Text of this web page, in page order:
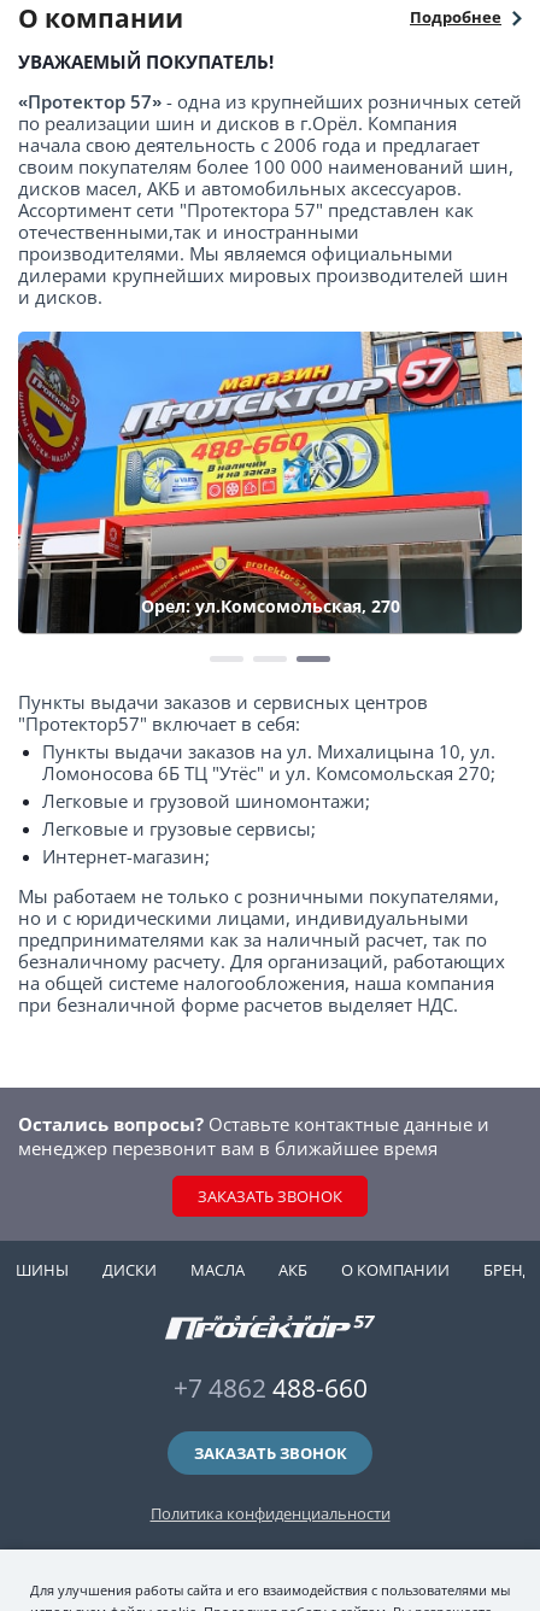
О компании Подробнее
Орел: ул.Комсомольская, 270
УВАЖАЕМЫЙ ПОКУПАТЕЛЬ!
«Протектор 57» - одна из крупнейших розничных сетей
по реализации шин и дисков в г.Орёл. Компания
начала свою деятельность с 2006 года и предлагает
своим покупателям более 100 000 наименований шин,
дисков масел, АКБ и автомобильных аксессуаров.
Ассортимент сети "Протектора 57" представлен как
отечественными,так и иностранными
производителями. Мы являемся официальными
дилерами крупнейших мировых производителей шин
и дисков.
Пункты выдачи заказов и сервисных центров
"Протектор57" включает в себя:
Пункты выдачи заказов на ул. Михалицына 10, ул.
Ломоносова 6Б ТЦ "Утёс" и ул. Комсомольская 270;
Легковые и грузовой шиномонтажи;
Легковые и грузовые сервисы;
Интернет-магазин;
Мы работаем не только с розничными покупателями,
но и с юридическими лицами, индивидуальными
предпринимателями как за наличный расчет, так по
безналичному расчету. Для организаций, работающих
на общей системе налогообложения, наша компания
при безналичной форме расчетов выделяет НДС.
Остались вопросы? Оставьте контактные данные и
менеджер перезвонит вам в ближайшее время
ЗАКАЗАТЬ ЗВОНОК
ШИНЫ ДИСКИ МАСЛА АКБ О КОМПАНИИ
Политика конфиденциальности
+7 4862 488-660
ЗАКАЗАТЬ ЗВОНОК
2006-2026 © интернет-магазин "Протектор 57" — автомобильные шины
(зимние и летние шины), колесные диски, шиномонтаж и хранение шин.
Для улучшения работы сайта и его взаимодействия с пользователями мы